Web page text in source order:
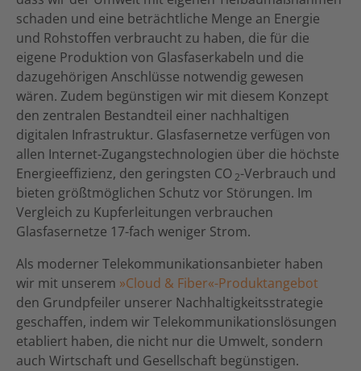
schaden und eine beträchtliche Menge an Energie
und Rohstoffen verbraucht zu haben, die für die
eigene Produktion von Glasfaserkabeln und die
dazugehörigen Anschlüsse notwendig gewesen
wären. Zudem begünstigen wir mit diesem Konzept
den zentralen Bestandteil einer nachhaltigen
digitalen Infrastruktur. Glasfasernetze verfügen von
allen Internet-Zugangstechnologien über die höchste
Energieeffizienz, den geringsten CO2-Verbrauch und
bieten größtmöglichen Schutz vor Störungen. Im
Vergleich zu Kupferleitungen verbrauchen
Glasfasernetze 17-fach weniger Strom.
Als moderner Telekommunikationsanbieter haben
wir mit unserem »Cloud & Fiber«-Produktangebot
den Grundpfeiler unserer Nachhaltigkeitsstrategie
geschaffen, indem wir Telekommunikationslösungen
etabliert haben, die nicht nur die Umwelt, sondern
auch Wirtschaft und Gesellschaft begünstigen.